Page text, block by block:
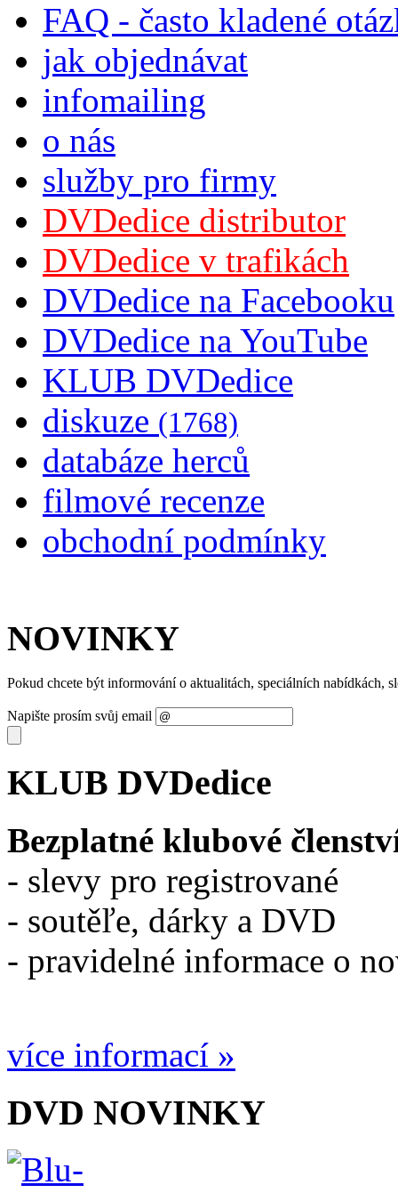
FAQ - často kladené
jak objednávat
infomailing
o nás
služby pro firmy
DVDedice distributor
DVDedice v trafikách
DVDedice na Facebooku
DVDedice na YouTube
KLUB DVDedice
diskuze (1768)
databáze herců
filmové recenze
obchodní podmínky
NOVINKY
Pokud chcete být informování o aktualitách, speciálních nabídkách,
Napište prosím svůj email
KLUB DVDedice
Bezplatné klubové
- slevy pro registrované
- soutěľe, dárky a DVD
- pravidelné informace o
více informací »
DVD NOVINKY